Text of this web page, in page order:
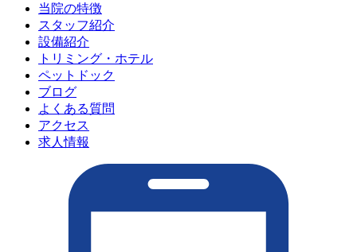
当院の特徴
スタッフ紹介
設備紹介
トリミング・ホテル
ペットドック
ブログ
よくある質問
アクセス
求人情報